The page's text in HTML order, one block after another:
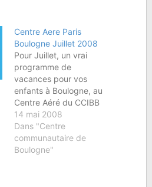
Centre Aere Paris
Boulogne Juillet 2008
Pour Juillet, un vrai
programme de
vacances pour vos
enfants à Boulogne, au
Centre Aéré du CCIBB
Les directeurs du
Centre de Loisirs de la
Communauté Juive,
Anne Marie Amsellem et
14 mai 2008
Dans "Centre
communautaire de
Boulogne"